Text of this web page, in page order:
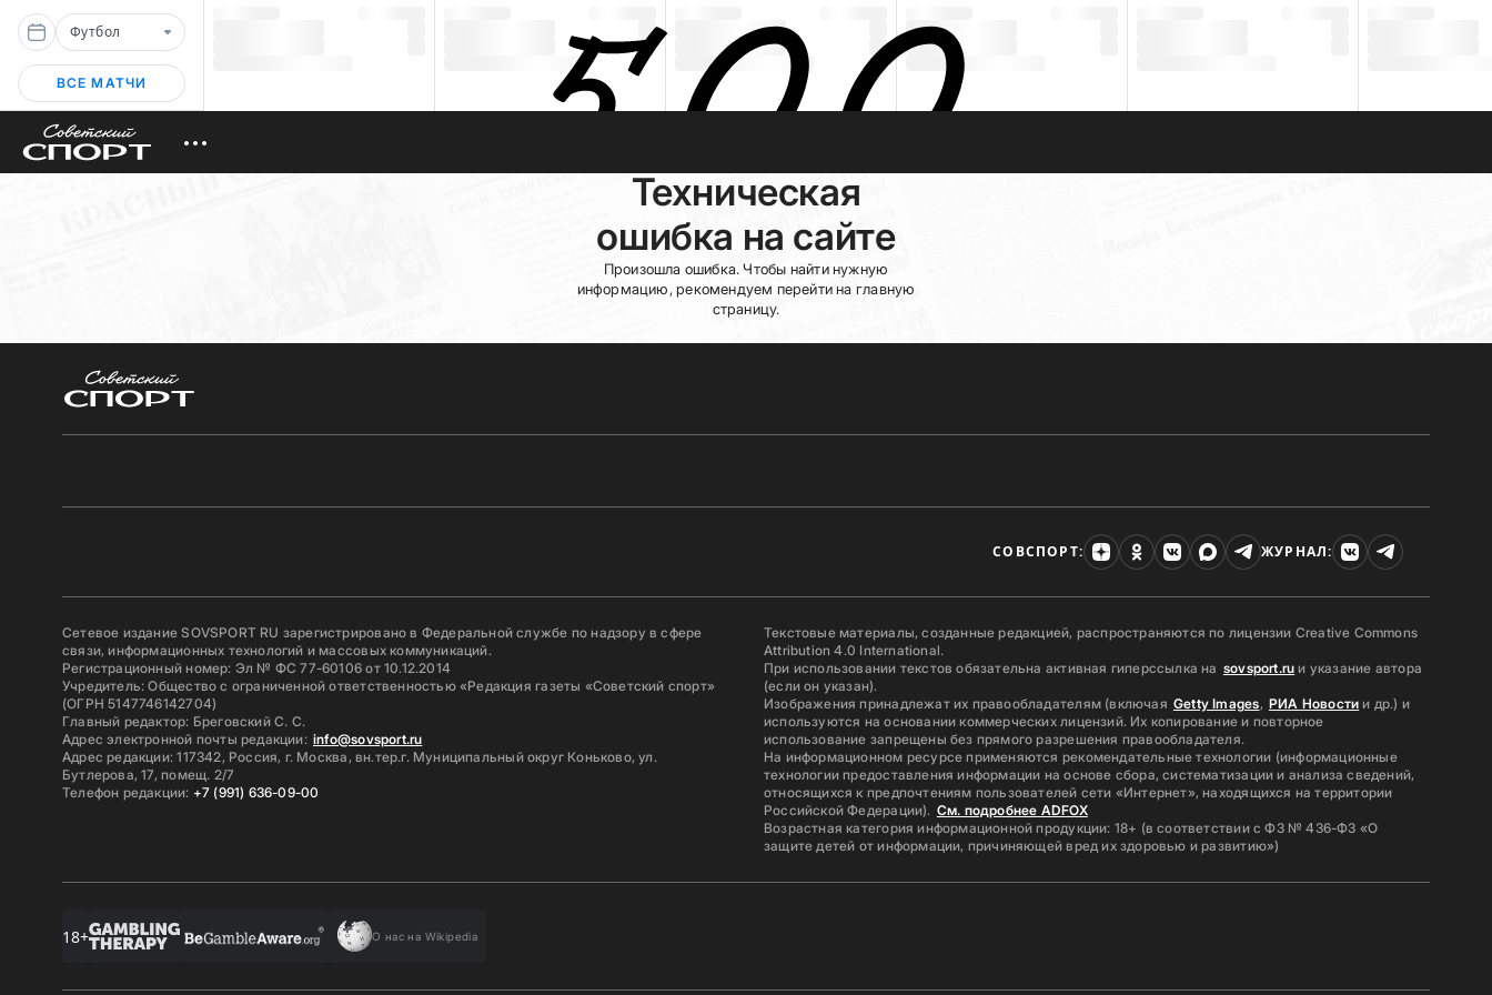
Футбол
ВСЕ МАТЧИ
Техническая
ошибка на сайте
Произошла ошибка. Чтобы найти нужную
информацию, рекомендуем перейти на главную
страницу.
СОВСПОРТ: ЖУРНАЛ:
Сетевое издание SOVSPORT RU зарегистрировано в Федеральной службе по надзору в сфере
связи, информационных технологий и массовых коммуникаций.
Регистрационный номер: Эл № ФС 77-60106 от 10.12.2014
Учредитель: Общество с ограниченной ответственностью «Редакция газеты «Советский спорт»
(ОГРН 5147746142704)
Главный редактор: Бреговский С. С.
Адрес электронной почты редакции: info@sovsport.ru
Адрес редакции: 117342, Россия, г. Москва, вн.тер.г. Муниципальный округ Коньково, ул.
Бутлерова, 17, помещ. 2/7
Телефон редакции: +7 (991) 636-09-00
Текстовые материалы, созданные редакцией, распространяются по лицензии Creative Commons
Attribution 4.0 International.
При использовании текстов обязательна активная гиперссылка на sovsport.ru и указание автора
(если он указан).
Изображения принадлежат их правообладателям (включая Getty Images, РИА Новости и др.) и
используются на основании коммерческих лицензий. Их копирование и повторное
использование запрещены без прямого разрешения правообладателя.
На информационном ресурсе применяются рекомендательные технологии (информационные
технологии предоставления информации на основе сбора, систематизации и анализа сведений,
относящихся к предпочтениям пользователей сети «Интернет», находящихся на территории
Российской Федерации). См. подробнее ADFOX
Возрастная категория информационной продукции: 18+ (в соответствии с ФЗ № 436-ФЗ «О
защите детей от информации, причиняющей вред их здоровью и развитию»)
18+ О нас на Wikipedia